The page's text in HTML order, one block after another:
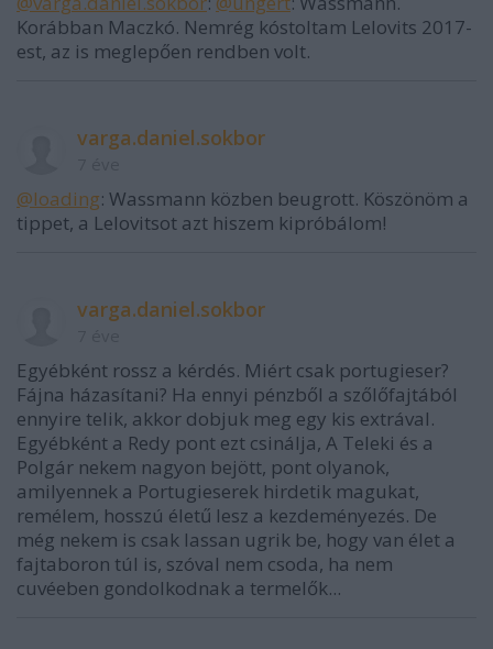
Korábban Maczkó. Nemrég kóstoltam Lelovits 2017-
est, az is meglepően rendben volt.
varga.daniel.sokbor
@loading: Wassmann közben beugrott. Köszönöm a
tippet, a Lelovitsot azt hiszem kipróbálom!
varga.daniel.sokbor
Egyébként rossz a kérdés. Miért csak portugieser?
Fájna házasítani? Ha ennyi pénzből a szőlőfajtából
ennyire telik, akkor dobjuk meg egy kis extrával.
Egyébként a Redy pont ezt csinálja, A Teleki és a
Polgár nekem nagyon bejött, pont olyanok,
amilyennek a Portugieserek hirdetik magukat,
remélem, hosszú életű lesz a kezdeményezés. De
még nekem is csak lassan ugrik be, hogy van élet a
fajtaboron túl is, szóval nem csoda, ha nem
cuvéeben gondolkodnak a termelők...